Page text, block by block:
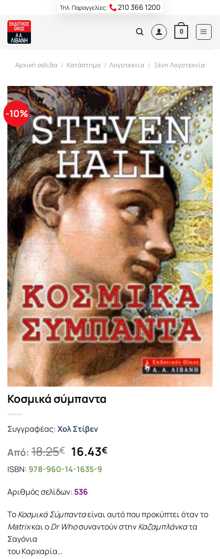
content
Τηλ. Παραγγελίες: 210 366 1200
0
Αρχική σελίδα / Κατάστημα / Λογοτεχνία / Ξένη Λογοτεχνία
-10%
Κοσμικά σύμπαντα
Συγγραφέας:Χολ Στίβεν
Από: 18.25€ Original
price
was:
18.25€.
16.43€Η
ISBN: 978-960-14-1635-9
Αριθμός σελίδων: 536
ΤοΚοσμικά Σύμπανταείναι αυτό που προκύπτει όταν το
Matrixκαι οDr Whoσυναντούν στηνΚαζαμπλάνκατα
Σαγόνια
του Καρχαρία…